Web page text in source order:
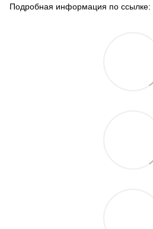
Подробная информация по ссылке: